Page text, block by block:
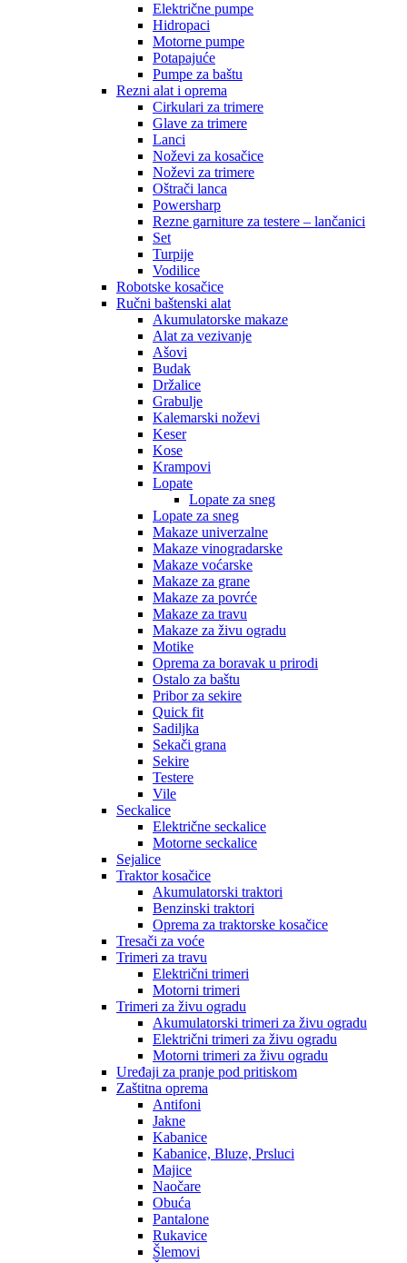
Električne pumpe
Hidropaci
Motorne pumpe
Potapajuće
Pumpe za baštu
Rezni alat i oprema
Cirkulari za trimere
Glave za trimere
Lanci
Noževi za kosačice
Noževi za trimere
Oštrači lanca
Powersharp
Rezne garniture za testere – lančanici
Set
Turpije
Vodilice
Robotske kosačice
Ručni baštenski alat
Akumulatorske makaze
Alat za vezivanje
Ašovi
Budak
Držalice
Grabulje
Kalemarski noževi
Keser
Kose
Krampovi
Lopate
Lopate za sneg
Lopate za sneg
Makaze univerzalne
Makaze vinogradarske
Makaze voćarske
Makaze za grane
Makaze za povrće
Makaze za travu
Makaze za živu ogradu
Motike
Oprema za boravak u prirodi
Ostalo za baštu
Pribor za sekire
Quick fit
Sadiljka
Sekači grana
Sekire
Testere
Vile
Seckalice
Električne seckalice
Motorne seckalice
Sejalice
Traktor kosačice
Akumulatorski traktori
Benzinski traktori
Oprema za traktorske kosačice
Tresači za voće
Trimeri za travu
Električni trimeri
Motorni trimeri
Trimeri za živu ogradu
Akumulatorski trimeri za živu ogradu
Električni trimeri za živu ogradu
Motorni trimeri za živu ogradu
Uređaji za pranje pod pritiskom
Zaštitna oprema
Antifoni
Jakne
Kabanice
Kabanice, Bluze, Prsluci
Majice
Naočare
Obuća
Pantalone
Rukavice
Šlemovi